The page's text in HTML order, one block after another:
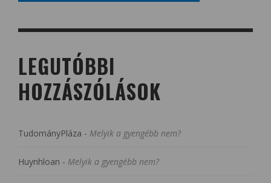
LEGUTÓBBI
HOZZÁSZÓLÁSOK
TudományPláza - Melyik a gyengébb nem?
Huynhloan - Melyik a gyengébb nem?